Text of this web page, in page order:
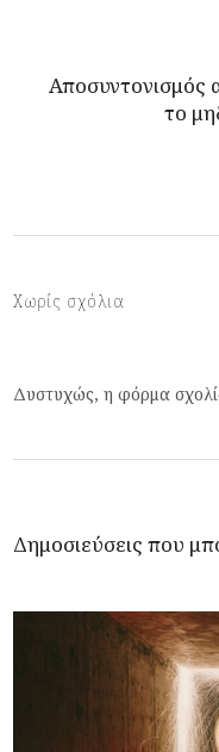
Αποσυντονισμός
το
Χωρίς σχόλια
Δυστυχώς, η φόρμα
Δημοσιεύσεις που